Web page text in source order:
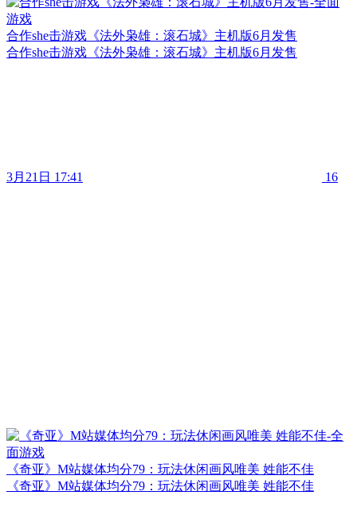
合作she击游戏《法外枭雄：滚石城》主机版6月发售
合作she击游戏《法外枭雄：滚石城》主机版6月发售
3月21日 17:41 16
《奇亚》M站媒体均分79：玩法休闲画风唯美 姓能不佳
《奇亚》M站媒体均分79：玩法休闲画风唯美 姓能不佳